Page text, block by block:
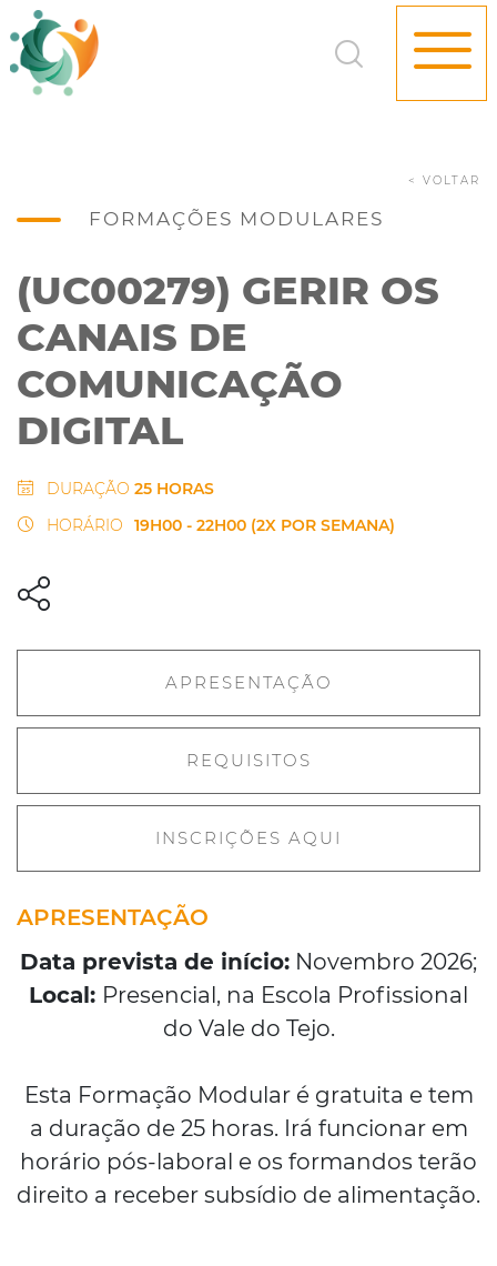
FORMAÇÕES MODULARES
< VOLTAR
(UC00279) GERIR OS
CANAIS DE
COMUNICAÇÃO
DIGITAL
DURAÇÃO 25 HORAS
HORÁRIO
19H00 - 22H00 (2X POR SEMANA)
APRESENTAÇÃO
Data prevista de início: Novembro 2026;
Local: Presencial, na Escola Profissional
do Vale do Tejo.
Esta Formação Modular é gratuita e tem
a duração de 25 horas. Irá funcionar em
horário pós-laboral e os formandos terão
direito a receber subsídio de alimentação.
APRESENTAÇÃO
REQUISITOS
INSCRIÇÕES AQUI